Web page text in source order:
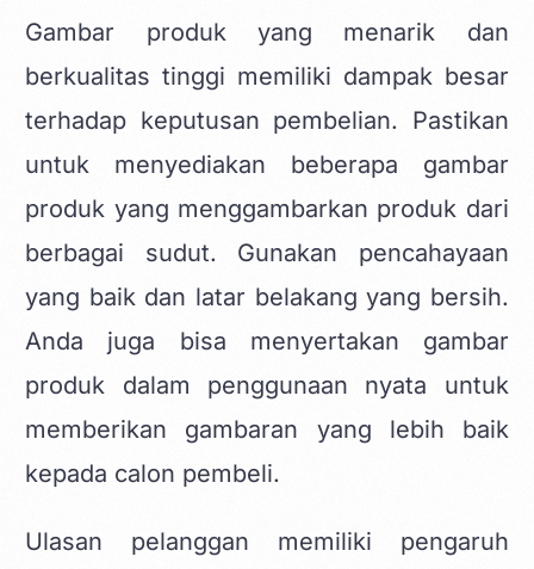
Gambar produk yang menarik dan
berkualitas tinggi memiliki dampak besar
terhadap keputusan pembelian. Pastikan
untuk menyediakan beberapa gambar
produk yang menggambarkan produk dari
berbagai sudut. Gunakan pencahayaan
yang baik dan latar belakang yang bersih.
Anda juga bisa menyertakan gambar
produk dalam penggunaan nyata untuk
memberikan gambaran yang lebih baik
kepada calon pembeli.
Ulasan pelanggan memiliki pengaruh